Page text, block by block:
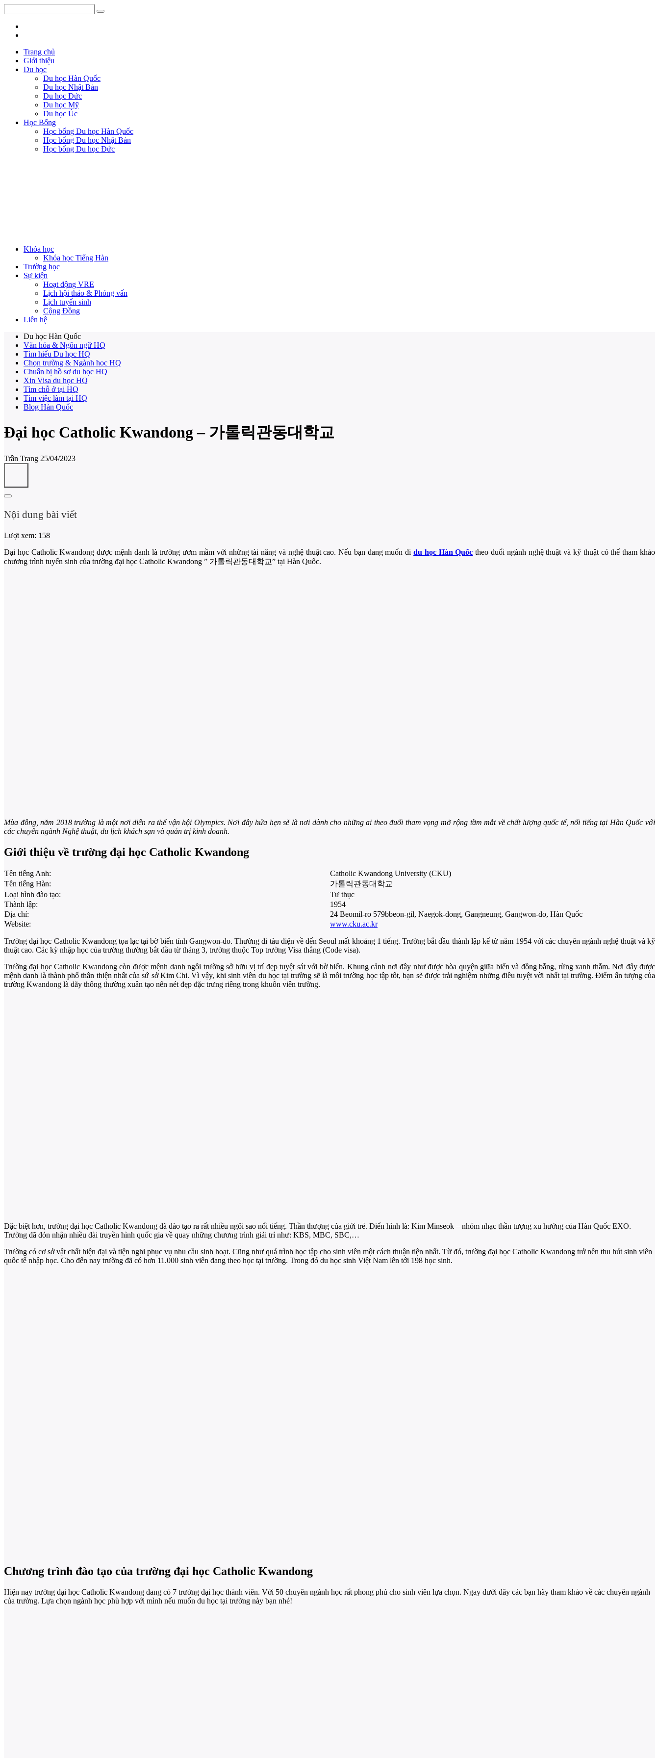
Trang chủ
Giới thiệu
Du học
Du học Hàn Quốc
Du học Nhật Bản
Du học Đức
Du học Mỹ
Du học Úc
Học Bổng
Học bổng Du học Hàn Quốc
Học bổng Du học Nhật Bản
Học bổng Du học Đức
Khóa học
Khóa học Tiếng Hàn
Trường học
Sự kiện
Hoạt động VRE
Lịch hội thảo & Phỏng vấn
Lịch tuyển sinh
Cộng Đồng
Liên hệ
Du học Hàn Quốc
Văn hóa & Ngôn ngữ HQ
Tìm hiểu Du học HQ
Chọn trường & Ngành học HQ
Chuẩn bị hồ sơ du học HQ
Xin Visa du học HQ
Tìm chỗ ở tại HQ
Tìm việc làm tại HQ
Blog Hàn Quốc
Đại học Catholic Kwandong – 가톨릭관동대학교
Trần Trang 25/04/2023
Nội dung bài viết
Lượt xem: 158
Đại học Catholic Kwandong được mệnh danh là trường ươm mầm với những tài năng và nghệ thuật cao. Nếu bạn đang muốn đidu học Hàn Quốc theo đuổi ngành nghệ thuật và kỹ thuật có thể tham khảo
chương trình tuyển sinh của trường đại học Catholic Kwandong ” 가톨릭관동대학교” tại Hàn Quốc.
Mùa đông, năm 2018 trường là một nơi diễn ra thế vận hội Olympics. Nơi đây hứa hẹn sẽ là nơi dành cho những ai theo đuổi tham vọng mở rộng tầm mắt về chất lượng quốc tế, nổi tiếng tại Hàn Quốc với
các chuyên ngành Nghệ thuật, du lịch khách sạn và quản trị kinh doanh.
Giới thiệu về trường đại học Catholic Kwandong
Tên tiếng Anh:
Catholic Kwandong University (CKU)
Tên tiếng Hàn:
가톨릭관동대학교
Loại hình đào tạo:
Tư thục
Thành lập:
1954
Địa chỉ:
24 Beomil-ro 579bbeon-gil, Naegok-dong, Gangneung, Gangwon-do, Hàn Quốc
Website:
www.cku.ac.kr
Trường đại học Catholic Kwandong tọa lạc tại bờ biển tỉnh Gangwon-do. Thường đi tàu điện về đến Seoul mất khoảng 1 tiếng. Trường bắt đầu thành lập kể từ năm 1954 với các chuyên ngành nghệ thuật và kỹ
thuật cao. Các kỳ nhập học của trường thường bắt đầu từ tháng 3, trường thuộc Top trường Visa thẳng (Code visa).
Trường đại học Catholic Kwandong còn được mệnh danh ngôi trường sở hữu vị trí đẹp tuyệt sát với bờ biển. Khung cảnh nơi đây như được hòa quyện giữa biển và đồng bằng, rừng xanh thẳm. Nơi đây được
mệnh danh là thành phố thân thiện nhất của sứ sở Kim Chi. Vì vậy, khi sinh viên du học tại trường sẽ là môi trường học tập tốt, bạn sẽ được trải nghiệm những điều tuyệt vời nhất tại trường. Điểm ấn tượng của
trường Kwandong là dãy thông thường xuân tạo nên nét đẹp đặc trưng riêng trong khuôn viên trường.
Đặc biệt hơn, trường đại học Catholic Kwandong đã đào tạo ra rất nhiều ngôi sao nổi tiếng. Thần thượng của giới trẻ. Điển hình là: Kim Minseok – nhóm nhạc thần tượng xu hướng của Hàn Quốc EXO.
Trường đã đón nhận nhiều đài truyền hình quốc gia về quay những chương trình giải trí như: KBS, MBC, SBC,…
Trường có cơ sở vật chất hiện đại và tiện nghi phục vụ nhu cầu sinh hoạt. Cũng như quá trình học tập cho sinh viên một cách thuận tiện nhất. Từ đó, trường đại học Catholic Kwandong trở nên thu hút sinh viên
quốc tế nhập học. Cho đến nay trường đã có hơn 11.000 sinh viên đang theo học tại trường. Trong đó du học sinh Việt Nam lên tới 198 học sinh.
Chương trình đào tạo của trường đại học Catholic Kwandong
Hiện nay trường đại học Catholic Kwandong đang có 7 trường đại học thành viên. Với 50 chuyên ngành học rất phong phú cho sinh viên lựa chọn. Ngay dưới đây các bạn hãy tham khảo về các chuyên ngành
của trường. Lựa chọn ngành học phù hợp với mình nếu muốn du học tại trường này bạn nhé!